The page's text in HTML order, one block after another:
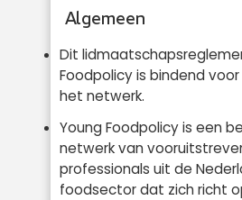
Algemeen
Dit
Foodpolicy is bindend
het netwerk.
Young Foodpolicy is een
netwerk van
professionals uit de
foodsector dat zich richt